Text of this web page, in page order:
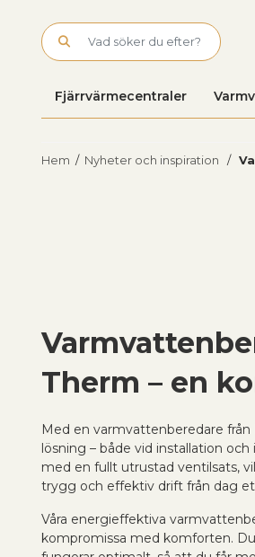
Fjärrvärmecentraler
Hem / Nyheter och inspiration /
Therm – en
Med en varmvattenberedare
lösning – både vid installation
med en fullt utrustad ventilsats,
trygg och effektiv drift från dag
Våra energieffektiva
kompromissa med komforten.